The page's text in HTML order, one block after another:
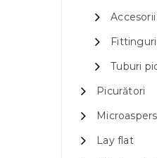
Accesorii
Tuburi
Picurători
Lay flat